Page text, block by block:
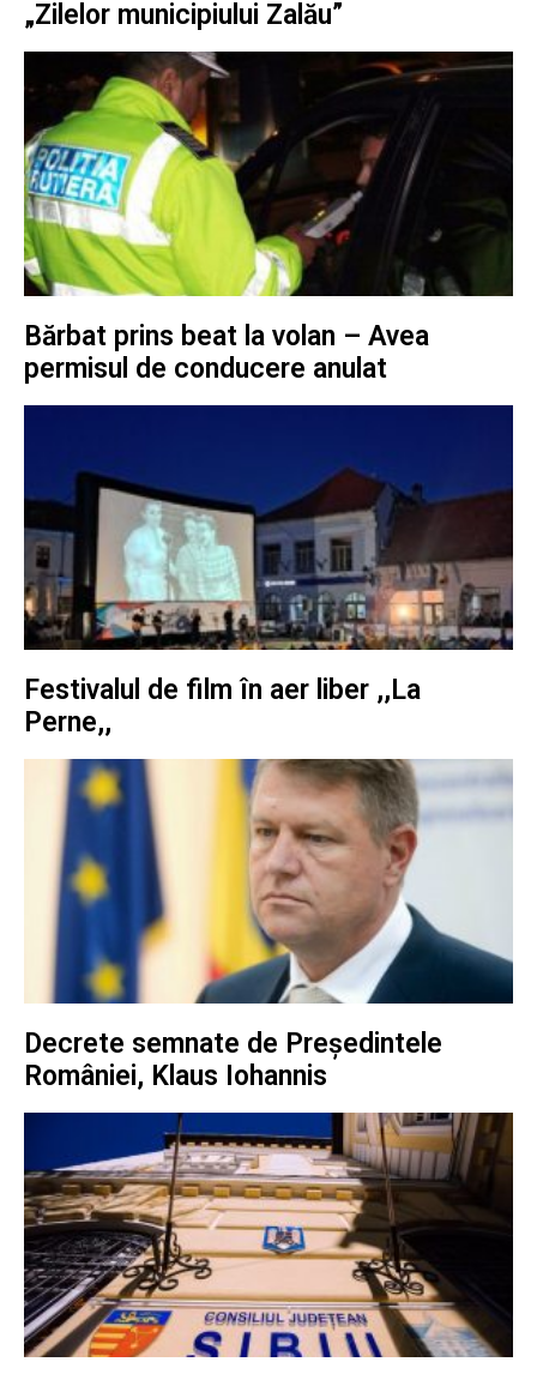
„Zilelor municipiului Zalău”
Bărbat prins beat la volan – Avea
permisul de conducere anulat
Festivalul de film în aer liber ,,La
Perne,,
Decrete semnate de Președintele
României, Klaus Iohannis